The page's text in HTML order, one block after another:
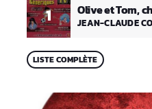
1 Olive et Tom,
JEAN-CLAUDE
LISTE COMPLÈTE